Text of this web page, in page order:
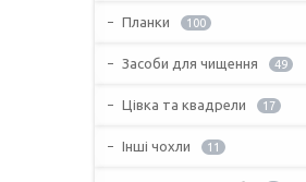
Планки 100
Засоби для чищення 49
Цівка та квадрели 17
Інші чохли 11